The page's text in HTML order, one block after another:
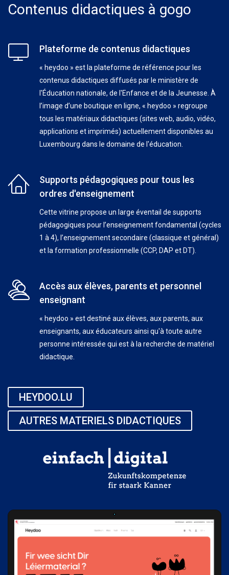
Contenus didactiques à gogo
Plateforme de contenus didactiques
« heydoo » est la plateforme de référence pour les
contenus didactiques diffusés par le ministère de
l'Éducation nationale, de l'Enfance et de la Jeunesse. À
l’image d’une boutique en ligne, « heydoo » regroupe
tous les matériaux didactiques (sites web, audio, vidéo,
applications et imprimés) actuellement disponibles au
Luxembourg dans le domaine de l'éducation.
Supports pédagogiques pour tous les
ordres d'enseignement
Cette vitrine propose un large éventail de supports
pédagogiques pour l’enseignement fondamental (cycles
1 à 4), l’enseignement secondaire (classique et général)
et la formation professionnelle (CCP, DAP et DT).
Accès aux élèves, parents et personnel
enseignant
« heydoo » est destiné aux élèves, aux parents, aux
enseignants, aux éducateurs ainsi qu'à toute autre
personne intéressée qui est à la recherche de matériel
didactique.
HEYDOO.LU
AUTRES MATERIELS DIDACTIQUES